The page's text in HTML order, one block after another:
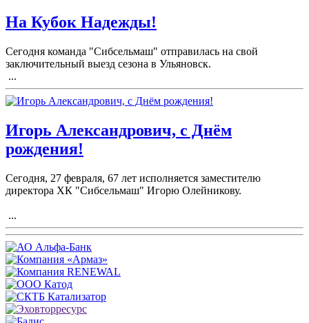
На Кубок Надежды!
Сегодня команда "Сибсельмаш" отправилась на свой
заключительный выезд сезона в Ульяновск.
...
Игорь Александрович, с Днём
рождения!
Сегодня, 27 февраля, 67 лет исполняется заместителю
директора ХК "Сибсельмаш" Игорю Олейникову.
...